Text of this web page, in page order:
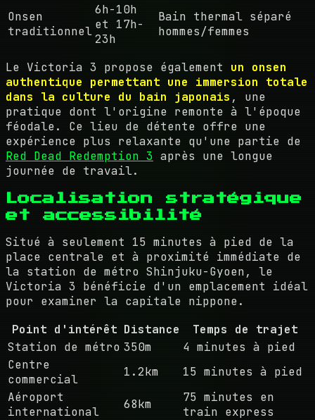
Onsen
traditionnel
6h-10h
et 17h-
23h
Bain thermal séparé
hommes/femmes
Le Victoria 3 propose également un onsen
authentique permettant une immersion totale
dans la culture du bain japonais , une
pratique dont l'origine remonte à l'époque
féodale. Ce lieu de détente offre une
expérience plus relaxante qu'une partie de
Red Dead Redemption 3 après une longue
journée de travail.
Localisation stratégique
et accessibilité
Situé à seulement 15 minutes à pied de la
place centrale et à proximité immédiate de
la station de métro Shinjuku-Gyoen, le
Victoria 3 bénéficie d'un emplacement idéal
pour examiner la capitale nippone.
Point d'intérêt Distance
Temps de trajet
Station de métro 350m
4 minutes à pied
Centre
commercial
1.2km
15 minutes à pied
Aéroport
international
68km
75 minutes en
train express